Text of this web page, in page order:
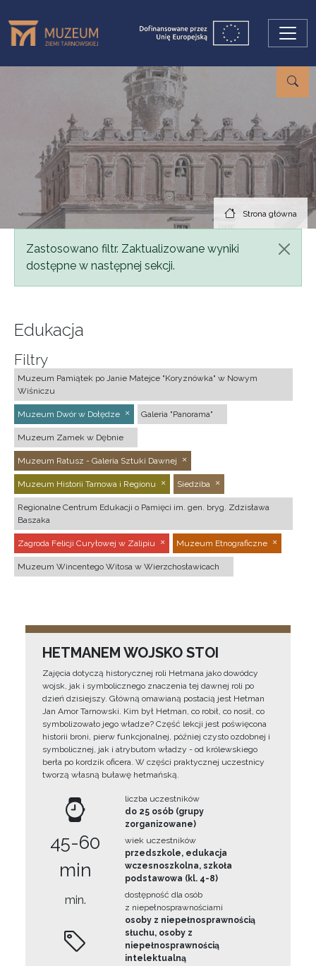
Strona główna
Komunikat
Zastosowano filtr. Zaktualizowane wyniki
dostępne w następnej sekcji.
Edukacja
Filtry
Muzeum Pamiątek po Janie Matejce "Koryznówka" w Nowym
Wiśniczu
Muzeum Dwór w Dołędze Galeria "Panorama"
Muzeum Zamek w Dębnie
Muzeum Ratusz - Galeria Sztuki Dawnej
Muzeum Historii Tarnowa i Regionu Siedziba
Regionalne Centrum Edukacji o Pamięci im. gen. bryg. Zdzisława
Baszaka
Zagroda Felicji Curyłowej w Zalipiu Muzeum Etnograficzne
Muzeum Wincentego Witosa w Wierzchosławicach
HETMANEM WOJSKO STOI
Zajęcia dotyczą historycznej roli Hetmana jako dowódcy
wojsk, jak i symbolicznego znaczenia tej dawnej roli po
dzień dzisiejszy. Główną omawianą postacią jest Hetman
Jan Amor Tarnowski. Kim był Hetman, co robił, co nosił, co
symbolizowało jego władze? Część lekcji jest poświęcona
historii broni, pierw funkcjonalnej, później czysto ozdobnej i
symbolicznej, jak i atrybutom władzy - od królewskiego
berła po kordzik oficera. W części praktycznej uczestnicy
tworzą własną buławę hetmańską.
45-60
min
min.
liczba uczestników
do 25 osób (grupy
zorganizowane)
wiek uczestników
przedszkole, edukacja
wczesnoszkolna, szkoła
podstawowa (kl. 4-8)
dostępność dla osób
z niepełnosprawnościami
osoby z niepełnosprawnością
słuchu, osoby z
niepełnosprawnością
intelektualną